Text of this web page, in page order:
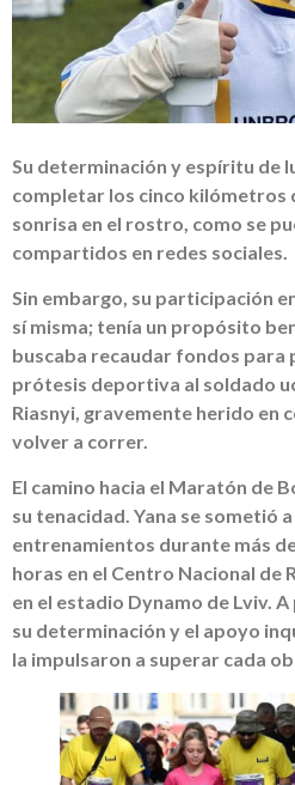
Su determinación y espíritu de
completar los cinco kilómetros
sonrisa en el rostro, como se
compartidos en redes sociales.
Sin embargo, su participación
sí misma; tenía un propósito
buscaba recaudar fondos para
prótesis deportiva al soldado
Riasnyi, gravemente herido en
volver a correr.
El camino hacia el Maratón de
su tenacidad. Yana se sometió
entrenamientos durante más
horas en el Centro Nacional de
en el estadio Dynamo de Lviv.
su determinación y el apoyo
la impulsaron a superar cada